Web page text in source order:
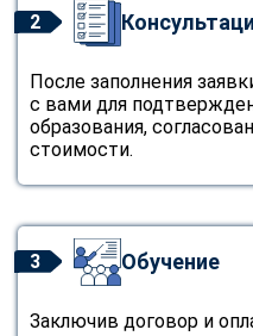
2
После заполнения
с вами для
образования,
стоимости.
3 Обучение
Заключив договор и